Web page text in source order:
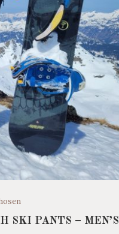
SKI PANTS – MEN’S